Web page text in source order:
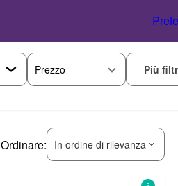
Prezzo Più
Ordinare: In ordine di rilevanza